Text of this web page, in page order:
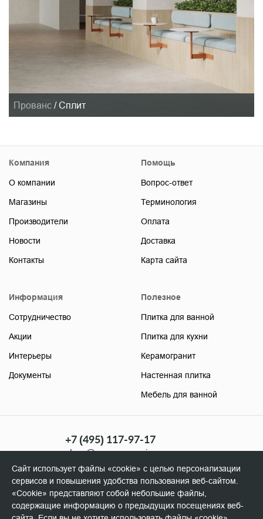
Прованс / Сплит
Компания
О компании
Магазины
Производители
Новости
Контакты
Помощь
Вопрос-ответ
Терминология
Оплата
Доставка
Карта сайта
Информация
Сотрудничество
Акции
Интерьеры
Документы
Полезное
Плитка для ванной
Плитка для кухни
Керамогранит
Настенная плитка
Мебель для ванной
+7 (495) 117-97-17
shop@soyuzceramica.ru
(розница)
+7 (495) 506-96-98
manager@soyuzceramica.ru
(оптовикам)
Сайт использует файлы «cookie» с целью персонализации
сервисов и повышения удобства пользования веб-сайтом.
«Cookie» представляют собой небольшие файлы,
содержащие информацию о предыдущих посещениях веб-